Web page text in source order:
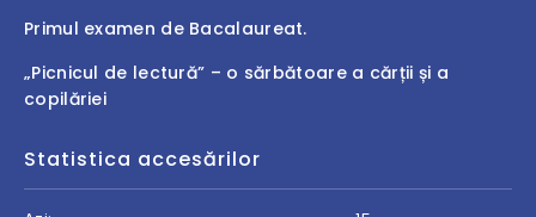
Primul examen de Bacalaureat.
„Picnicul de lectură” – o sărbătoare a cărții și a
copilăriei
Statistica accesărilor